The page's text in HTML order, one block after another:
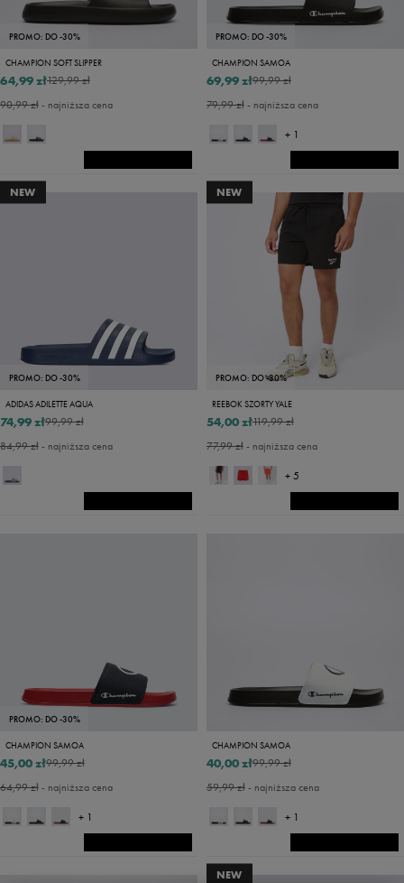
PROMO: DO -30%
CHAMPION SOFT SLIPPER
129,99 zł
64,99 zł
90,99 zł- najniższa cena
PROMO: DO -30%
CHAMPION SAMOA
99,99 zł
69,99 zł
79,99 zł- najniższa cena
+ 1
NEW
PROMO: DO -30%
ADIDAS ADILETTE AQUA
99,99 zł
74,99 zł
84,99 zł- najniższa cena
NEW
PROMO: DO -30%
REEBOK SZORTY YALE
119,99 zł
54,00 zł
77,99 zł- najniższa cena
+ 5
PROMO: DO -30%
CHAMPION SAMOA
99,99 zł
45,00 zł
64,99 zł- najniższa cena
+ 1
CHAMPION SAMOA
99,99 zł
40,00 zł
59,99 zł- najniższa cena
+ 1
NEW